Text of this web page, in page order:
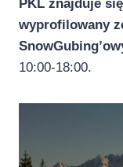
PKL znajduje
wyprofilowany
10:00-18:00.